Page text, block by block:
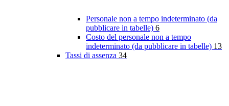
Personale non a tempo indeterminato (da
pubblicare in tabelle) 6
Costo del personale non a tempo
indeterminato (da pubblicare in tabelle) 13
Tassi di assenza 34